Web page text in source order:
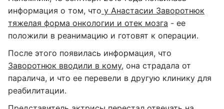
информация о том, что у Анастасии Заворотнюк
тяжелая форма онкологии и отек мозга - ее
положили в реанимацию и готовят к операции.
После этого появилась информация, что
Заворотнюк вводили в кому, она страдала от
паралича, и что ее перевели в другую клинику для
реабилитации.